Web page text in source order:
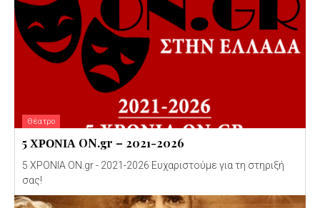
Θέατρο
5 ΧΡΟΝΙΑ ON.gr – 2021-2026
5 ΧΡΟΝΙΑ ON.gr - 2021-2026 Ευχαριστούμε για τη στηριξή
σας!